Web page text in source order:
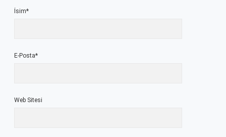
İsim*
E-Posta*
Web Sitesi